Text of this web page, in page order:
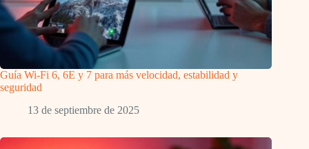
Guía Wi-Fi 6, 6E y 7 para más velocidad, estabilidad y
seguridad
13 de septiembre de 2025